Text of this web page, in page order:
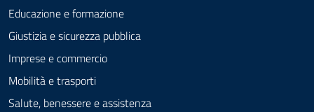
Educazione e formazione
Giustizia e sicurezza pubblica
Imprese e commercio
Mobilità e trasporti
Salute, benessere e assistenza